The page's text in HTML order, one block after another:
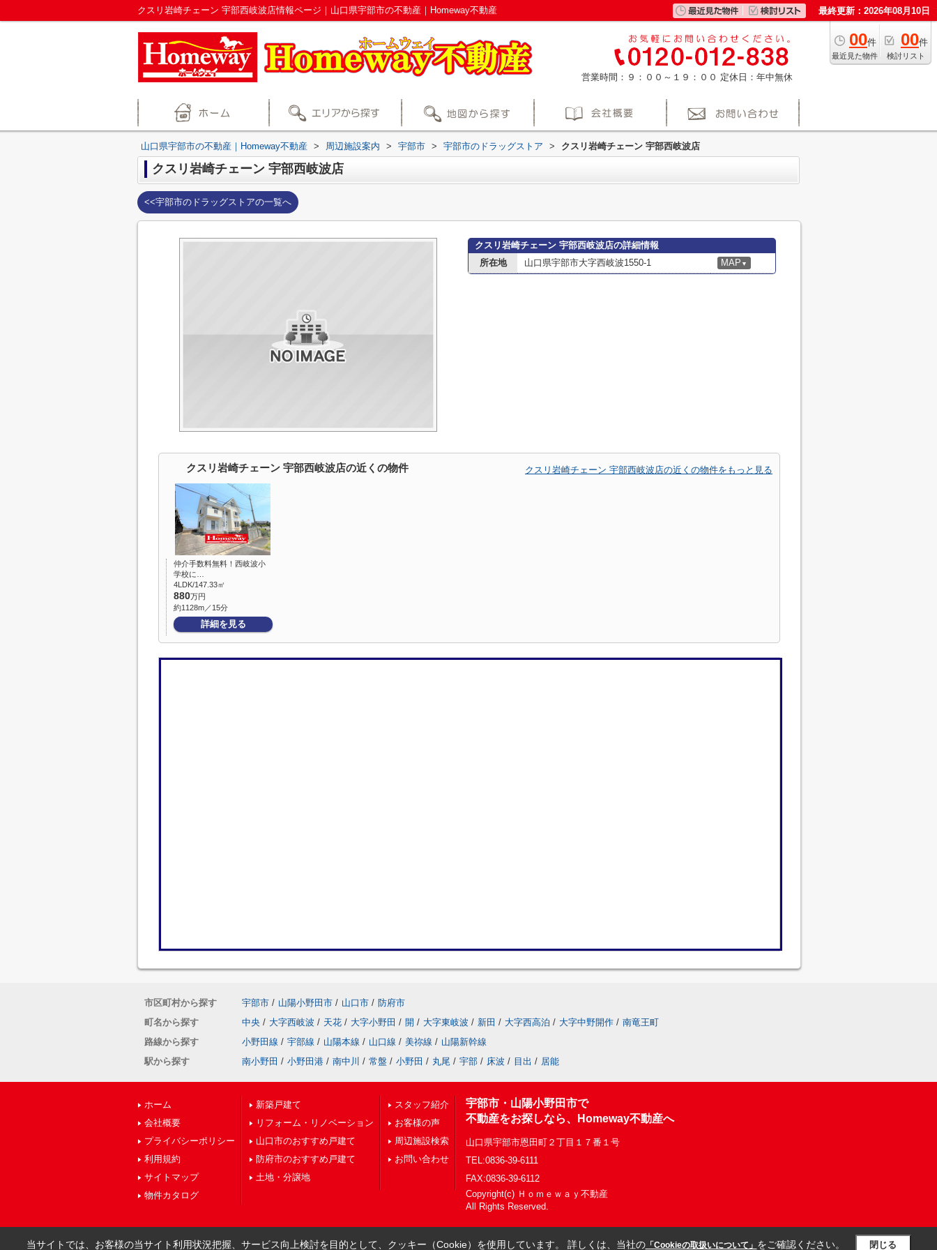
クスリ岩崎チェーン 宇部西岐波店情報ページ｜山口県宇部市の不動産｜Homeway不動産 最終更新：2026年08月10日
00件
最近見た物件
00件
検討リスト
営業時間：９：００～１９：００ 定休日：年中無休
山口県宇部市の不動産｜Homeway不動産 > 周辺施設案内 > 宇部市 > 宇部市のドラッグストア > クスリ岩崎チェーン 宇部西岐波店
クスリ岩崎チェーン 宇部西岐波店
<<宇部市のドラッグストアの一覧へ
クスリ岩崎チェーン 宇部西岐波店の詳細情報
所在地
山口県宇部市大字西岐波1550-1 MAP ▼
クスリ岩崎チェーン 宇部西岐波店の近くの物件 クスリ岩崎チェーン 宇部西岐波店の近くの物件をもっと見る
仲介手数料無料！西岐波小
学校に…
4LDK/147.33㎡
880万円
約1128m／15分
詳細を見る
市区町村から探す 宇部市 / 山陽小野田市 / 山口市 / 防府市
町名から探す
中央 / 大字西岐波 / 天花 / 大字小野田 / 開 / 大字東岐波 / 新田 / 大字西高泊 / 大字中野開作 / 南竜王町
路線から探す
小野田線 / 宇部線 / 山陽本線 / 山口線 / 美祢線 / 山陽新幹線
駅から探す
南小野田 / 小野田港 / 南中川 / 常盤 / 小野田 / 丸尾 / 宇部 / 床波 / 目出 / 居能
ホーム
会社概要
プライバシーポリシー
利用規約
サイトマップ
物件カタログ
新築戸建て
リフォーム・リノベーション
山口市のおすすめ戸建て
防府市のおすすめ戸建て
土地・分譲地
スタッフ紹介
お客様の声
周辺施設検索
お問い合わせ
宇部市・山陽小野田市で
不動産をお探しなら、Homeway不動産へ
山口県宇部市恩田町２丁目１７番１号
TEL:0836-39-6111
FAX:0836-39-6112
Copyright(c) Ｈｏｍｅｗａｙ不動産
All Rights Reserved.
当サイトでは、お客様の当サイト利用状況把握、サービス向上検討を目的として、クッキー（Cookie）を使用しています。 詳しくは、当社の「Cookieの取扱いについて」 をご確認ください。 閉じる